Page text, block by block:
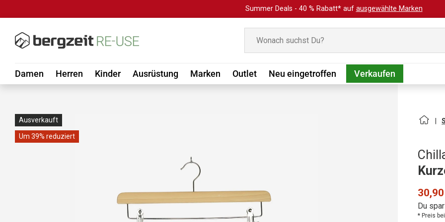
Summer Deals - 40 % Rabatt* auf ausgewählte Marken
Damen Herren Kinder Ausrüstung Marken Outlet Neu eingetroffen Verkaufen
Ausverkauft
Um 39% reduziert
Du
* Preis